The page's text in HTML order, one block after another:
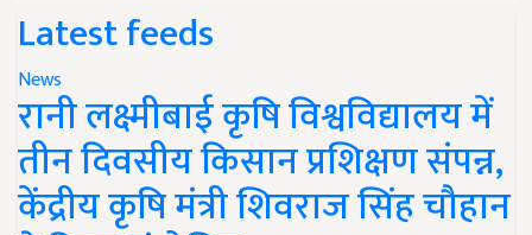
Latest feeds
News
रानी लक्ष्मीबाई कृषि विश्वविद्यालय में
तीन दिवसीय किसान प्रशिक्षण संपन्न,
केंद्रीय कृषि मंत्री शिवराज सिंह चौहान